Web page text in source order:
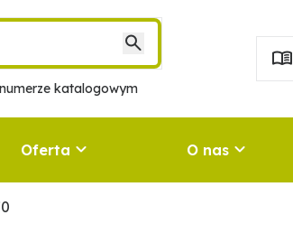
katalogowym
Oferta O nas